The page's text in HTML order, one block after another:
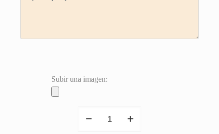
Subir una imagen:
Regalo